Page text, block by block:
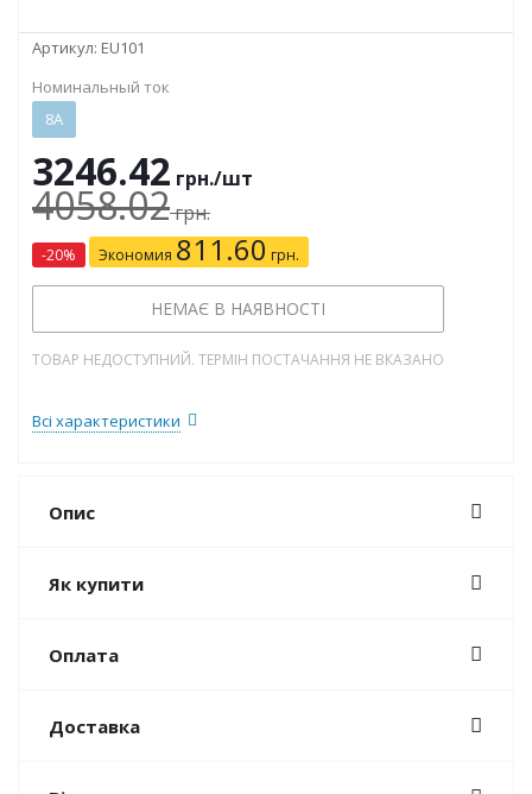
Артикул: EU101
Номинальный ток
8А
3246.42 грн./шт
4058.02грн.
-20% Экономия 811.60 грн.
НЕМАЄ В НАЯВНОСТІ
ТОВАР НЕДОСТУПНИЙ. ТЕРМІН ПОСТАЧАННЯ НЕ ВКАЗАНО
Всі характеристики
Опис
Як купити
Оплата
Доставка